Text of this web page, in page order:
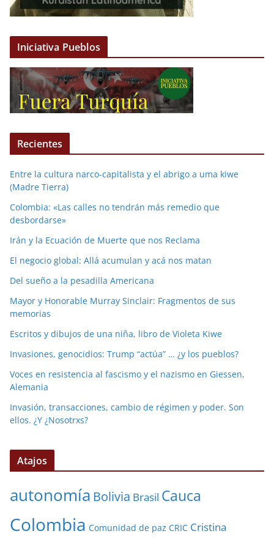
Iniciativa Pueblos
Recientes
Entre la cultura narco-capitalista y el abrigo a uma kiwe
(Madre Tierra)
Colombia: «Las calles no tendrán más remedio que
desbordarse»
Irán y la Ecuación de Muerte que nos Reclama
El negocio global: Allá acumulan y acá nos matan
Del sueño a la pesadilla Americana
Mayor y Honorable Murray Sinclair: Fragmentos de sus
memorias
Escritos y dibujos de una niña, libro de Violeta Kiwe
Invasiones, genocidios: Trump “actúa” … ¿y los pueblos?
Voces en resistencia al fascismo y el nazismo en Giessen,
Alemania
Invasión, transacciones, cambio de régimen y poder. Son
ellos. ¿Y ¿Nosotrxs?
Atajos
autonomía Bolivia Brasil Cauca
Colombia Comunidad de paz CRIC Cristina